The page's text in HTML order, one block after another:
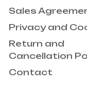
Sales
Privacy and
Return and
Cancellation
Contact